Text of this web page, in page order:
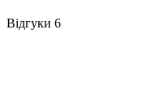
Відгуки 6